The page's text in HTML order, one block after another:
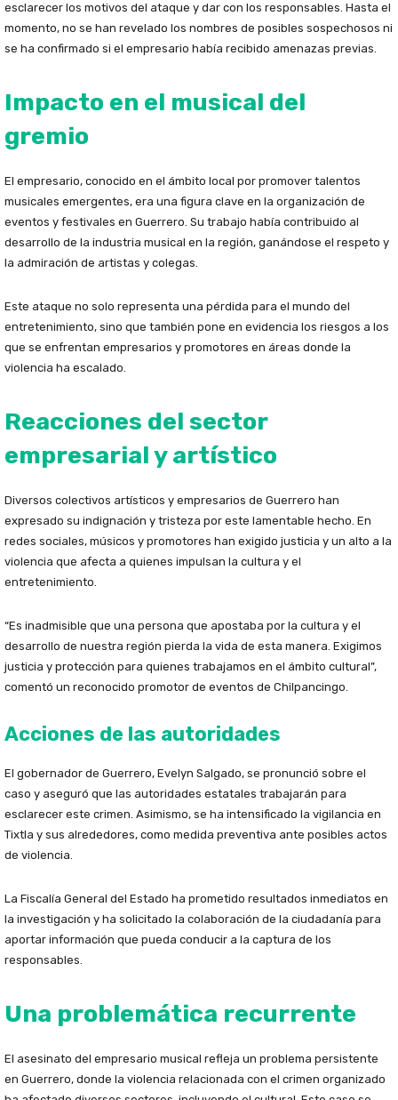
esclarecer los motivos del ataque y dar con los responsables. Hasta el
momento, no se han revelado los nombres de posibles sospechosos ni
se ha confirmado si el empresario había recibido amenazas previas.
Impacto en el musical del
gremio
El empresario, conocido en el ámbito local por promover talentos
musicales emergentes, era una figura clave en la organización de
eventos y festivales en Guerrero. Su trabajo había contribuido al
desarrollo de la industria musical en la región, ganándose el respeto y
la admiración de artistas y colegas.
Este ataque no solo representa una pérdida para el mundo del
entretenimiento, sino que también pone en evidencia los riesgos a los
que se enfrentan empresarios y promotores en áreas donde la
violencia ha escalado.
Reacciones del sector
empresarial y artístico
Diversos colectivos artísticos y empresarios de Guerrero han
expresado su indignación y tristeza por este lamentable hecho. En
redes sociales, músicos y promotores han exigido justicia y un alto a la
violencia que afecta a quienes impulsan la cultura y el
entretenimiento.
“Es inadmisible que una persona que apostaba por la cultura y el
desarrollo de nuestra región pierda la vida de esta manera. Exigimos
justicia y protección para quienes trabajamos en el ámbito cultural”,
comentó un reconocido promotor de eventos de Chilpancingo.
Acciones de las autoridades
El gobernador de Guerrero, Evelyn Salgado, se pronunció sobre el
caso y aseguró que las autoridades estatales trabajarán para
esclarecer este crimen. Asimismo, se ha intensificado la vigilancia en
Tixtla y sus alrededores, como medida preventiva ante posibles actos
de violencia.
La Fiscalía General del Estado ha prometido resultados inmediatos en
la investigación y ha solicitado la colaboración de la ciudadanía para
aportar información que pueda conducir a la captura de los
responsables.
Una problemática recurrente
El asesinato del empresario musical refleja un problema persistente
en Guerrero, donde la violencia relacionada con el crimen organizado